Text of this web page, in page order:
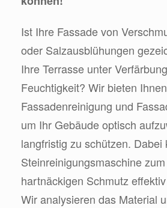
Ist Ihre Fassade von
oder Salzausblühungen
Ihre Terrasse unter
Feuchtigkeit? Wir bieten
Fassadenreinigung und
um Ihr Gebäude optisch
langfristig zu schützen. Dabei
Steinreinigungsmaschine
hartnäckigen Schmutz
Wir analysieren das Material